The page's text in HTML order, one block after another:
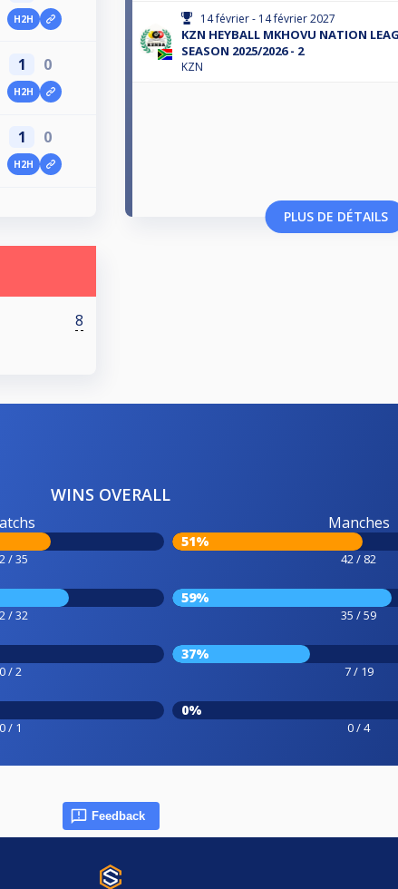
H2H
1 0
H2H
1 0
H2H
14 février - 14 février 2027
KZN HEYBALL MKHOVU NATION
SEASON 2025/2026 - 2
KZN
PLUS DE DÉTAILS
8
WINS OVERALL
/ 35
Manches
51%
42 / 82
/ 32
59%
35 / 59
0 / 2
37%
7 / 19
0 / 1
0%
0 / 4
Feedback